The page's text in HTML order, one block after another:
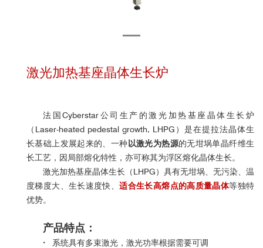
激光加热基座晶体生长炉
法国Cyberstar公司生产的激光加热基座晶体生长炉
（Laser-heated pedestal growth, LHPG）是在提拉法晶体生
长基础上发展起来的、一种 以激光为热源的无坩埚单晶纤维生
长工艺，因局部熔化特性，亦可称其为浮区熔化晶体生长。
激光加热基座晶体生长（LHPG）具有无坩埚、无污染、温
度梯度大、生长速度快、适合生长高熔点的高质量晶体等独特
优势。
产品特点：
· 系统具有多束激光，激光功率根据需要可调